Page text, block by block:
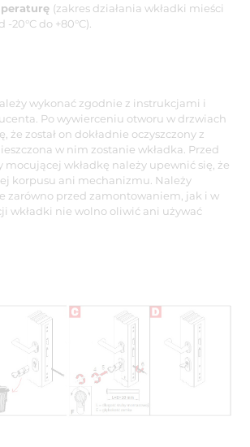
(zakres działania wkładki mieści
20°C do +80°C).
wykonać zgodnie z instrukcjami i
Po wywierceniu otworu w drzwiach
że został on dokładnie oczyszczony z
w nim zostanie wkładka. Przed
wkładkę należy upewnić się, że
korpusu ani mechanizmu. Należy
zarówno przed zamontowaniem, jak i w
wkładki nie wolno oliwić ani używać